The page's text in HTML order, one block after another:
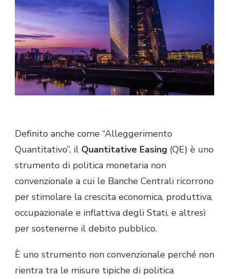
Definito anche come “Alleggerimento
Quantitativo”, il Quantitative Easing (QE) è uno
strumento di politica monetaria non
convenzionale a cui le Banche Centrali ricorrono
per stimolare la crescita economica, produttiva,
occupazionale e inflattiva degli Stati, e altresì
per sostenerne il debito pubblico.
È uno strumento non convenzionale perché non
rientra tra le misure tipiche di politica